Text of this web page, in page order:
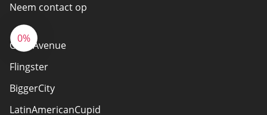
0%
Neem contact op
Chat Avenue
Flingster
BiggerCity
LatinAmericanCupid